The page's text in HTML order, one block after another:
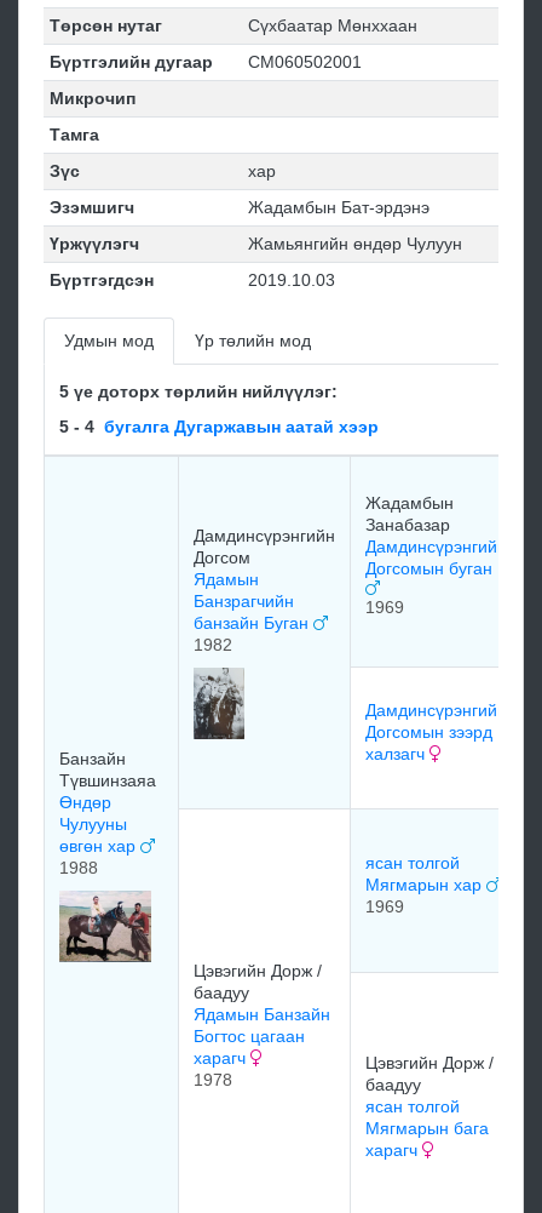
Төрсөн нутаг
Сүхбаатар Мөнххаан
Бүртгэлийн дугаар
СМ060502001
Микрочип
Тамга
Зүс
хар
Эзэмшигч
Жадамбын Бат-эрдэнэ
Үржүүлэгч
Жамьянгийн өндөр Чулуун
Бүртгэгдсэн
2019.10.03
Удмын мод Үр төлийн мод
5 үе доторх төрлийн нийлүүлэг:
5 - 4 бугалга Дугаржавын аатай хээр
Банзайн
Түвшинзаяа
Өндөр
Чулууны
өвгөн хар
1988
Дамдинсүрэнгийн
Догсом
Ядамын
Банзрагчийн
банзайн Буган
1982
Жадамбын
Занабазар
Дамдинсүрэнгийн
Догсомын буган
1969
Дамдинсүрэнгийн
Догсомын зээрд
халзагч
Цэвэгийн Дорж /
баадуу
Ядамын Банзайн
Богтос цагаан
харагч
1978
ясан толгой
Мягмарын хар
1969
Цэвэгийн Дорж /
баадуу
ясан толгой
Мягмарын бага
харагч